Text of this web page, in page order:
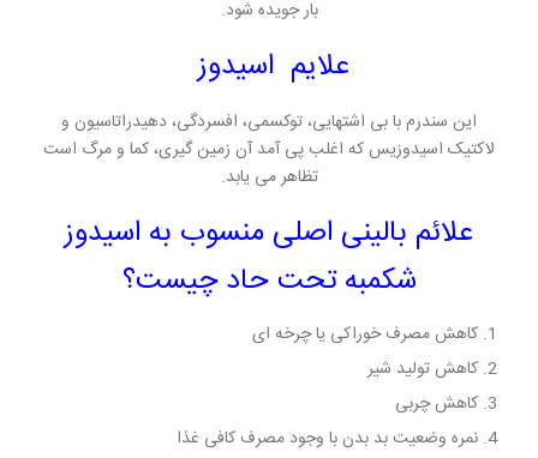
بار جویده شود.
علایم اسیدوز
این سندرم با بی اشتهایی، توکسمی، افسردگی، دهیدراتاسیون و
لاکتیک اسیدوزیس که اغلب پی آمد آن زمین گیری، کما و مرگ است
تظاهر می یابد.
علائم بالینی اصلی منسوب به اسیدوز
شکمبه تحت حاد چیست؟
کاهش مصرف خوراکی یا چرخه ای
کاهش تولید شیر
کاهش چربی
نمره وضعیت بد بدن با وجود مصرف کافی غذا